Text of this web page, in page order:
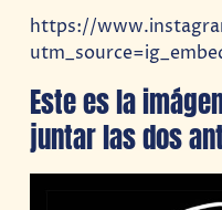
https://
Este es la
juntar las dos